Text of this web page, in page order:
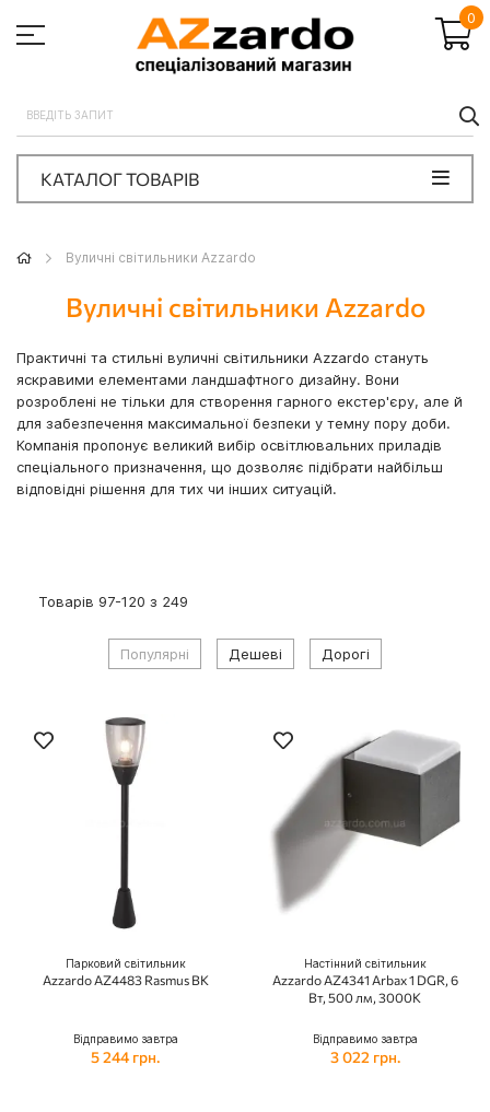
0
КАТАЛОГ ТОВАРІВ
Вуличні світильники Azzardo
Вуличні світильники Azzardo
Практичні та стильні вуличні світильники Azzardo стануть
яскравими елементами ландшафтного дизайну. Вони
розроблені не тільки для створення гарного екстер'єру, але й
для забезпечення максимальної безпеки у темну пору доби.
Компанія пропонує великий вибір освітлювальних приладів
спеціального призначення, що дозволяє підібрати найбільш
відповідні рішення для тих чи інших ситуацій.
Товарів 97-120 з 249
Популярні Дешеві Дорогі
Парковий світильник
Azzardo AZ4483 Rasmus BK
Відправимо завтра
5 244 грн.
Настінний світильник
Azzardo AZ4341 Arbax 1 DGR, 6
Вт, 500 лм, 3000К
Відправимо завтра
3 022 грн.